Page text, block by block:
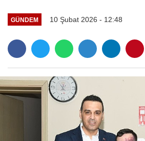
GÜNDEM 10 Şubat 2026 - 12:48